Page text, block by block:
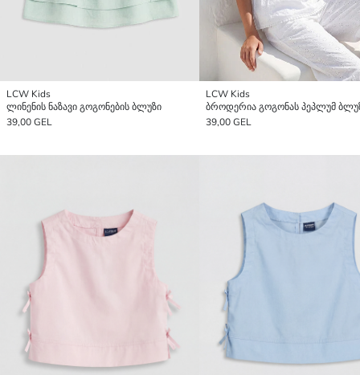
LCW Kids
ლინენის ნაზავი გოგონების ბლუზი
39,00 GEL
LCW Kids
ბროდერია გოგონას პეპლუმ
39,00 GEL